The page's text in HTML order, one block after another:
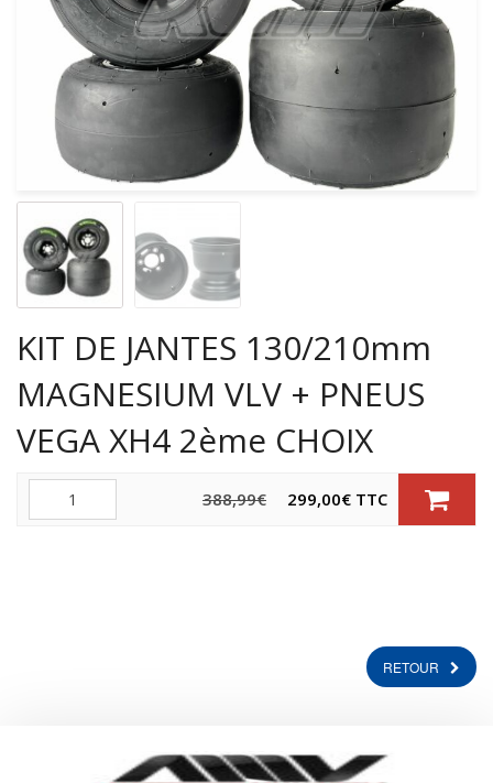
KIT DE JANTES 130/210mm
MAGNESIUM VLV + PNEUS
VEGA XH4 2ème CHOIX
388,99€
Le
299,00€ TTCLe
prix
RETOUR